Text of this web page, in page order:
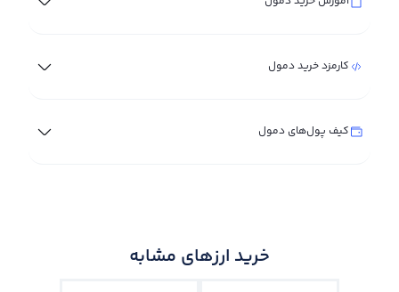
کارمزد خرید دمول
کیف پول‌های دمول
خرید ارزهای مشابه